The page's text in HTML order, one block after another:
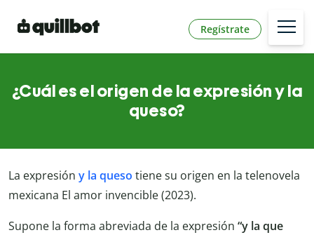
Regístrate
¿Cuál es el origen de la expresión y la
queso?
La expresión y la queso tiene su origen en la telenovela
mexicana El amor invencible (2023).
Supone la forma abreviada de la expresión “y la que